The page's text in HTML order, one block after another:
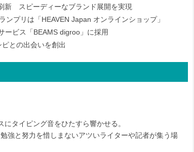
新 スピーディーなブランド展開を実現
プリは「HEAVEN Japan オンラインショップ」
ービス「BEAMS digroo」に採用
との出会いを創出
タイピング音をひたすら響かせる。
強と努力を惜しまないアツいライターや記者が集う場